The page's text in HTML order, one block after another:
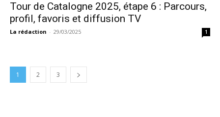
Tour de Catalogne 2025, étape 6 : Parcours,
profil, favoris et diffusion TV
La rédaction - 29/03/2025 1
1 2 3